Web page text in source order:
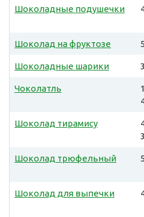
Шоколадные подушечки
Шоколад на фруктозе
Шоколадные шарики
Чоколатль
Шоколад тирамису
Шоколад трюфельный
Шоколад для выпечки